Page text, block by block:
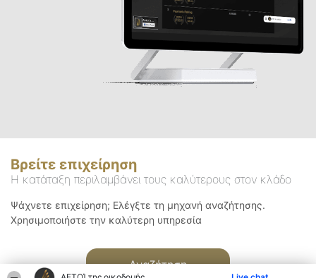
Βρείτε επιχείρηση
Η κατάταξη περιλαμβάνει τους καλύτερους στον κλάδο
Ψάχνετε επιχείρηση; Ελέγξτε τη μηχανή αναζήτησης.
Χρησιμοποιήστε την καλύτερη υπηρεσία
Αναζήτηση